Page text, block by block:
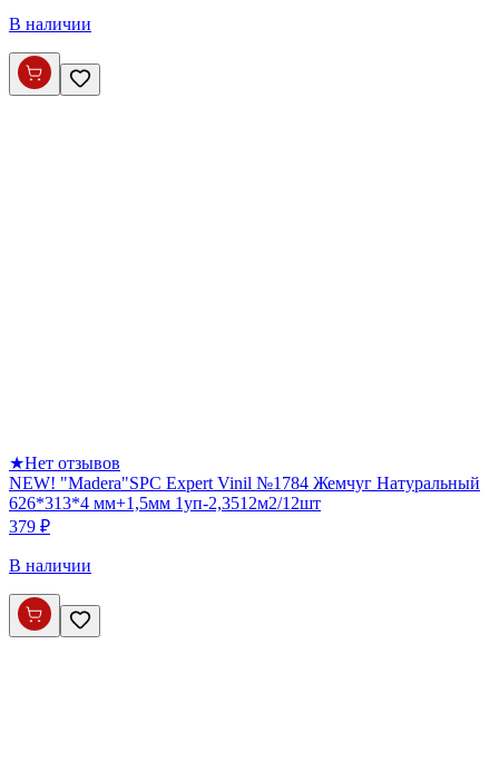
В наличии
★Нет отзывов
NEW! "Madera"SPC Expert Vinil №1784 Жемчуг Натуральный
626*313*4 мм+1,5мм 1уп-2,3512м2/12шт
379 ₽
В наличии